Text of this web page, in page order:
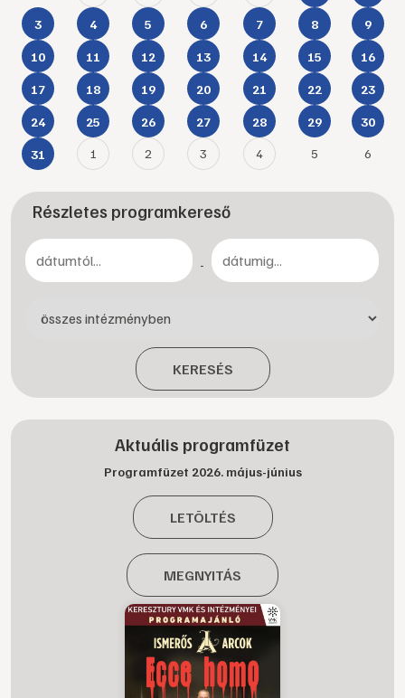
3 4 5 6 7 8 9
10 11 12 13 14 15 16
17 18 19 20 21 22 23
24 25 26 27 28 29 30
31 1 2 3 4 5 6
Részletes programkereső
-
KERESÉS
Aktuális programfüzet
Programfüzet 2026. május-június
LETÖLTÉS
MEGNYITÁS